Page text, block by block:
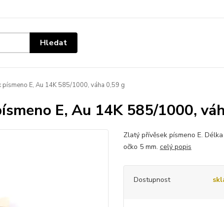
Hledat
písmeno E, Au 14K 585/1000, váha 0,59 g
E, Au 14K 585/1000,
Zlatý přívěsek písmeno E.
očko 5 mm. celý popis
Dostupnost